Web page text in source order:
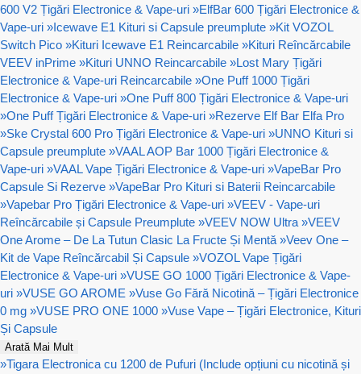
600 V2 Țigări Electronice & Vape-uri »ElfBar 600 Țigări Electronice &
Vape-uri »Icewave E1 Kituri si Capsule preumplute »Kit VOZOL
Switch Pico »Kituri Icewave E1 Reincarcabile »Kituri Reîncărcabile
VEEV inPrime »Kituri UNNO Reincarcabile »Lost Mary Țigări
Electronice & Vape-uri Reincarcabile »One Puff 1000 Țigări
Electronice & Vape-uri »One Puff 800 Țigări Electronice & Vape-uri
»One Puff Țigări Electronice & Vape-uri »Rezerve Elf Bar Elfa Pro
»Ske Crystal 600 Pro Țigări Electronice & Vape-uri »UNNO Kituri si
Capsule preumplute »VAAL AOP Bar 1000 Țigări Electronice &
Vape-uri »VAAL Vape Țigări Electronice & Vape-uri »VapeBar Pro
Capsule Si Rezerve »VapeBar Pro Kituri si Baterii Reincarcabile
»Vapebar Pro Țigări Electronice & Vape-uri »VEEV - Vape-uri
Reîncărcabile și Capsule Preumplute »VEEV NOW Ultra »VEEV
One Arome – De La Tutun Clasic La Fructe Și Mentă »Veev One –
Kit de Vape Reîncărcabil Și Capsule »VOZOL Vape Țigări
Electronice & Vape-uri »VUSE GO 1000 Țigări Electronice & Vape-
uri »VUSE GO AROME »Vuse Go Fără Nicotină – Țigări Electronice
0 mg »VUSE PRO ONE 1000 »Vuse Vape – Țigări Electronice, Kituri
Și Capsule
Arată Mai Mult
»Tigara Electronica cu 1200 de Pufuri (Include opțiuni cu nicotină și